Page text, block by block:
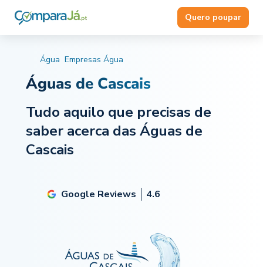
Quero poupar
Água Empresas Água
Águas de Cascais
Tudo aquilo que precisas de
saber acerca das Águas de
Cascais
Google Reviews 4.6